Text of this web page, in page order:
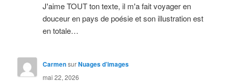
J'aime TOUT ton texte, il m'a fait voyager en
douceur en pays de poésie et son illustration est
en totale…
CarmensurNuages d’images
mai 22, 2026